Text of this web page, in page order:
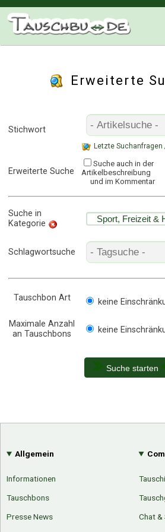
Erweiterte
Stichwort
Letzte Suchanfragen
Erweiterte Suche
Suche auch in der
Artikelbeschreibung
und im Kommentar
Suche in
Kategorie
Schlagwortsuche
Tauschbon Art keine
Maximale Anzahl
an Tauschbons
keine
Suche starten
Allgemein
Informationen
Tauschbons
Presse News
Chat &